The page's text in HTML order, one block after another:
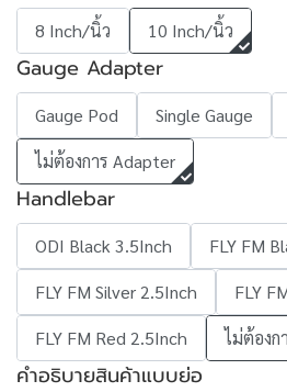
8 Inch/นิ้ว 10 Inch/นิ้ว
Gauge Adapter
Gauge Pod Single Gauge
ไม่ต้องการ Adapter
Handlebar
ODI Black 3.5Inch
FLY FM
FLY FM Silver 2.5Inch
FLY
FLY FM Red 2.5Inch
ไม่ต้อง
คำอธิบายสินค้าแบบย่อ